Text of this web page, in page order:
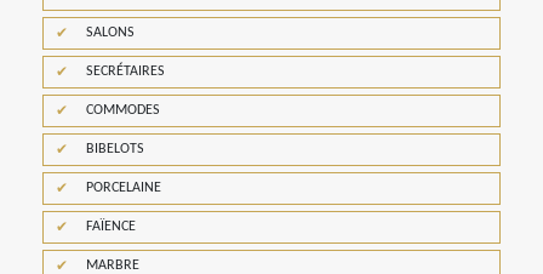
SALONS
SECRÉTAIRES
COMMODES
BIBELOTS
PORCELAINE
FAÏENCE
MARBRE